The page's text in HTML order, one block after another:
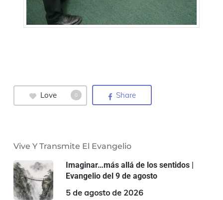
Love 0 Share
Vive Y Transmite El Evangelio
Imaginar…más allá de los sentidos |
Evangelio del 9 de agosto
5 de agosto de 2026